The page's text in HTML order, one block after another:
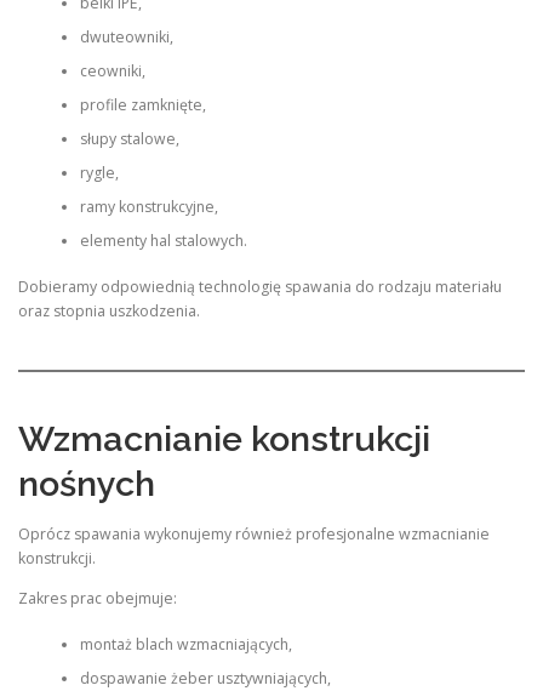
dwuteowniki,
ceowniki,
profile zamknięte,
słupy stalowe,
rygle,
ramy konstrukcyjne,
elementy hal stalowych.
Dobieramy odpowiednią technologię spawania do rodzaju materiału
oraz stopnia uszkodzenia.
Wzmacnianie konstrukcji
nośnych
Oprócz spawania wykonujemy również profesjonalne wzmacnianie
konstrukcji.
Zakres prac obejmuje:
montaż blach wzmacniających,
dospawanie żeber usztywniających,